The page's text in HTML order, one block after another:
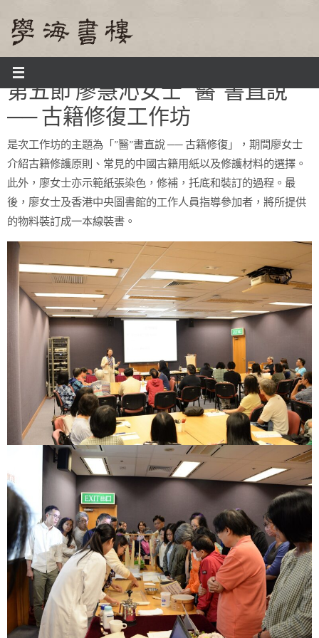
content
Home第五節 廖慧沁女士 “醫”書直說 ── 古籍修復工作坊
第五節 廖慧沁女士 “醫”書直說
── 古籍修復工作坊
是次工作坊的主題為「”醫”書直說 ── 古籍修復」，期間廖女士
介紹古籍修護原則、常見的中國古籍用紙以及修護材料的選擇。
此外，廖女士亦示範紙張染色，修補，托底和裝訂的過程。最
後，廖女士及香港中央圖書館的工作人員指導參加者，將所提供
的物料裝訂成一本線裝書。